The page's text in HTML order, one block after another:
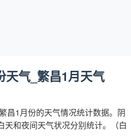
天气_繁昌1月天气
昌1月份的天气情况统计数据。阴
天和夜间天气状况分别统计。（白